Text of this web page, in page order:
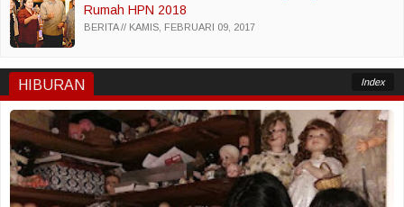
Rumah HPN 2018
BERITA KAMIS, FEBRUARI 09, 2017
HIBURAN Index